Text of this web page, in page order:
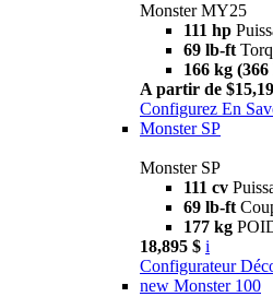
Monster MY25
111 hp
69 lb-ft
166 kg
A partir de
Configurez En
Monster SP
Monster SP
111 cv
69 lb-ft
177 kg
18,895 $ i
Configurateur
new Monster 100